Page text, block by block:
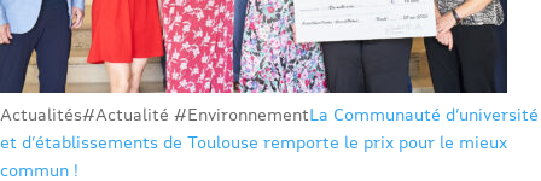
Actualités#Actualité #EnvironnementLa Communauté d’université
et d’établissements de Toulouse remporte le prix pour le mieux
commun !